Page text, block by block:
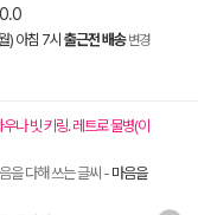
) 아침 7시 출근전 배송 변경
나 빗 키링. 레트로 물병(이
을 다해 쓰는 글씨 - 마음을